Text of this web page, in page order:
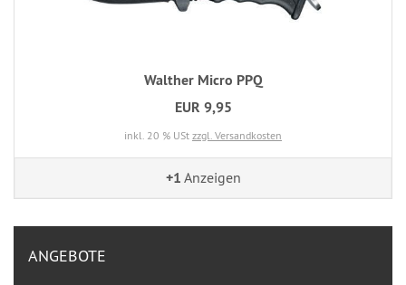
Walther Micro PPQ
EUR 9,95
inkl. 20 % USt zzgl. Versandkosten
+1 Anzeigen
ANGEBOTE